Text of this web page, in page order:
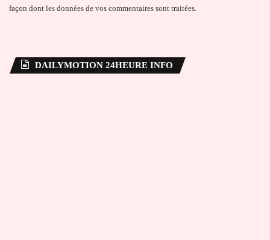
façon dont les données de vos commentaires sont traitées
DAILYMOTION 24HEURE INFO